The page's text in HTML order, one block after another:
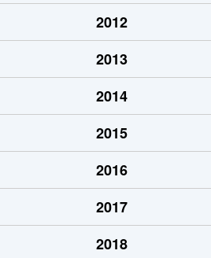
420万円 肥
50万円
6,600万円
270万円
51万円
470万円
2012
2013
2014
2015
2016
2017
2018